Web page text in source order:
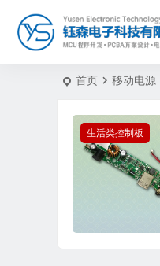
首页 移动电源
生活类控制板